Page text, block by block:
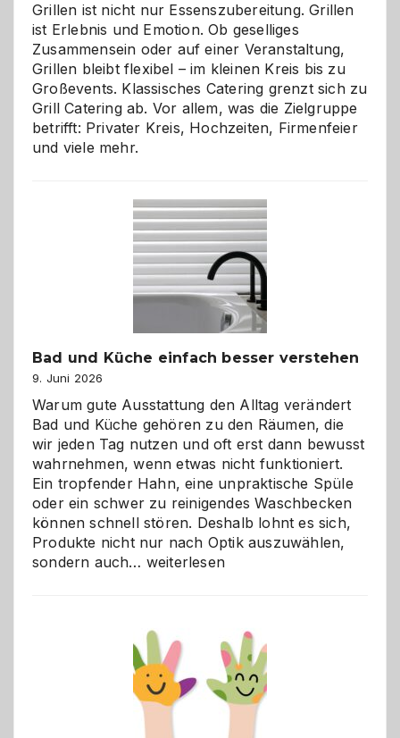
Grillen ist nicht nur Essenszubereitung. Grillen
ist Erlebnis und Emotion. Ob geselliges
Zusammensein oder auf einer Veranstaltung,
Grillen bleibt flexibel – im kleinen Kreis bis zu
Großevents. Klassisches Catering grenzt sich zu
Grill Catering ab. Vor allem, was die Zielgruppe
betrifft: Privater Kreis, Hochzeiten, Firmenfeier
und viele mehr.
Bad und Küche einfach besser verstehen
9. Juni 2026
Warum gute Ausstattung den Alltag verändert
Bad und Küche gehören zu den Räumen, die
wir jeden Tag nutzen und oft erst dann bewusst
wahrnehmen, wenn etwas nicht funktioniert.
Ein tropfender Hahn, eine unpraktische Spüle
oder ein schwer zu reinigendes Waschbecken
können schnell stören. Deshalb lohnt es sich,
Produkte nicht nur nach Optik auszuwählen,
sondern auch… Bad
besser
verstehen
weiterlesen